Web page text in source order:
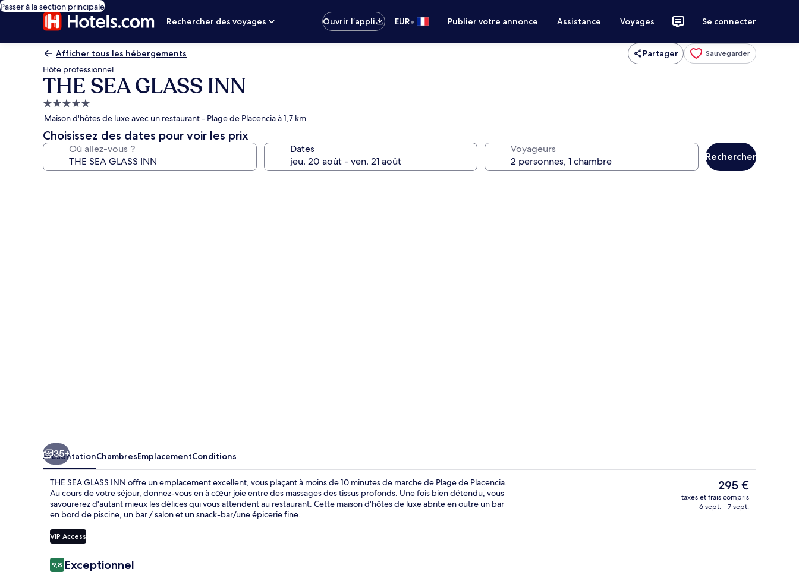
Passer à la section principale
Rechercher des voyages
Ouvrir l’appli EUR• Publier votre annonce Assistance Voyages Se connecter
Afficher tous les hébergements Partager Sauvegarder
Hôte professionnel
THE SEA GLASS INN
Hébergement
5.0 étoiles
Maison d'hôtes de luxe avec un restaurant - Plage de Placencia à 1,7 km
Choisissez des dates pour voir les prix
Où allez-vous ? Dates Voyageurs
Rechercher
Chambre Simple Deluxe | Draps en
35+
PrésentationChambresEmplacementConditions
THE SEA GLASS INN offre un emplacement excellent, vous plaçant à moins de 10 minutes de marche de Plage de Placencia.
Au cours de votre séjour, donnez-vous en à cœur joie entre des massages des tissus profonds. Une fois bien détendu, vous
savourerez d'autant mieux les délices qui vous attendent au restaurant. Cette maison d'hôtes de luxe abrite en outre un bar
en bord de piscine, un bar / salon et un snack-bar/une épicerie fine.
VIP Access
Avis
9,89,8 sur 10
Exceptionnel
Le
prix
actuel
295 €
taxes et frais compris
6 sept. - 7 sept.